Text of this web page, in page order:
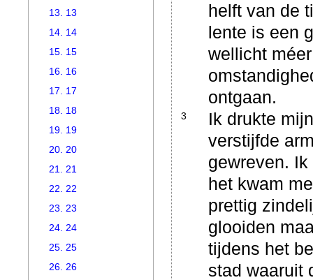
helft van de
lente is een
wellicht
ontgaan.
3
Ik drukte
verstijfde
gewreven.
het kwam
prettig
glooiden
tijdens het
stad waaruit
13. 13
14. 14
15. 15
16. 16
17. 17
18. 18
19. 19
20. 20
21. 21
22. 22
23. 23
24. 24
25. 25
26. 26